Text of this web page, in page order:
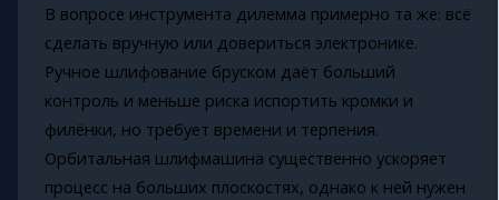
В вопросе инструмента дилемма примерно та же: всё
сделать вручную или довериться электронике.
Ручное шлифование бруском даёт больший
контроль и меньше риска испортить кромки и
филёнки, но требует времени и терпения.
Орбитальная шлифмашина существенно ускоряет
процесс на больших плоскостях, однако к ней нужен